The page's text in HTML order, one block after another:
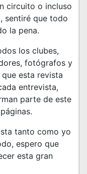
circuito o incluso
sentiré que todo
la pena.
los clubes,
fotógrafos y
esta revista
entrevista,
parte de este
tanto como yo
espero que
esta gran